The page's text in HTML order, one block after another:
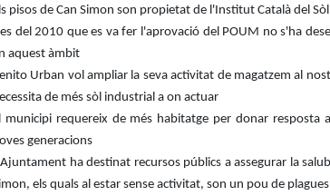
pisos de Can Simon son propietat de l'Institut Català del Sòl
del 2010 que es va fer l'aprovació del POUM no s'ha
aquest àmbit
Urban vol ampliar la seva activitat de magatzem al
de més sòl industrial a on actuar
municipi requereix de més habitatge per donar resposta
generacions
ha destinat recursos públics a assegurar la
els quals al estar sense activitat, son un pou de